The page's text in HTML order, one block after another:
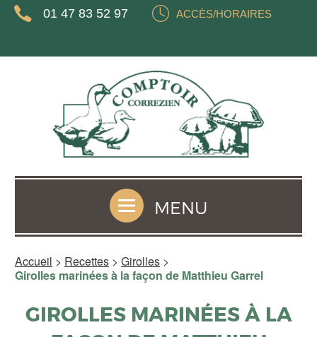
01 47 83 52 97 ACCÈS/HORAIRES
MENU
Accueil > Recettes > Girolles >
Girolles marinées à la façon de Matthieu Garrel
GIROLLES MARINÉES À LA